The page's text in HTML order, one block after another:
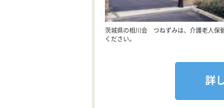
茨城県の相川会 つねずみは、介護老人保
ください。